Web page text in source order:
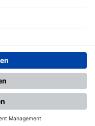
Impressum